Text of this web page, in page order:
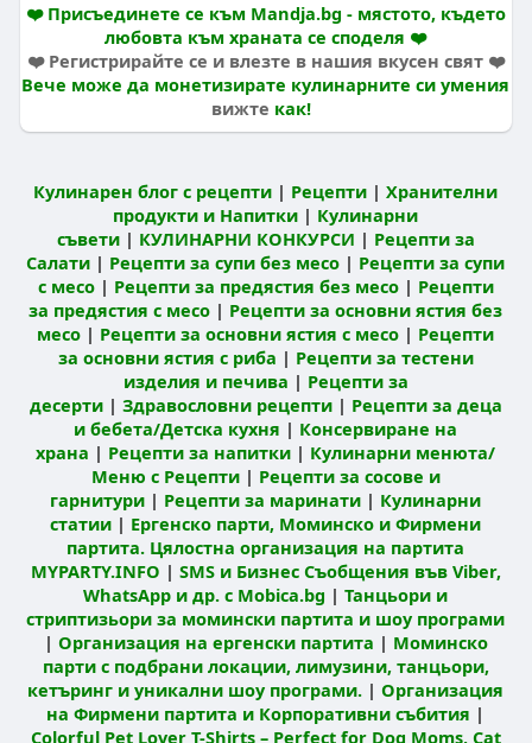
❤️ Присъединете се към Mandja.bg - мястото, където
любовта към храната се споделя ❤️
❤️ Регистрирайте се и влезте в нашия вкусен свят ❤️
Вече може да монетизирате кулинарните си умения
вижте как!
Кулинарен блог с рецепти | Рецепти |Хранителни
продукти и Напитки | Кулинарни
съвети| КУЛИНАРНИ КОНКУРСИ | Рецепти за
Салати | Рецепти за супи без месо | Рецепти за супи
с месо| Рецепти за предястия без месо| Рецепти
за предястия с месо | Рецепти за основни ястия без
месо | Рецепти за основни ястия с месо | Рецепти
за основни ястия с риба | Рецепти за тестени
изделия и печива | Рецепти за
десерти| Здравословни рецепти| Рецепти за деца
и бебета/Детска кухня | Консервиране на
храна | Рецепти за напитки | Кулинарни менюта/
Меню с Рецепти| Рецепти за сосове и
гарнитури | Рецепти за маринати | Кулинарни
статии | Ергенско парти, Моминско и Фирмени
партита. Цялостна организация на партита
MYPARTY.INFO | SMS и Бизнес Съобщения във Viber,
WhatsApp и др. с Mobica.bg |Танцьори и
стриптизьори за момински партита и шоу програми
| Организация на ергенски партита | Моминско
парти с подбрани локации, лимузини, танцьори,
кетъринг и уникални шоу програми. |Организация
на Фирмени партита и Корпоративни събития |
Colorful Pet Lover T-Shirts – Perfect for Dog Moms, Cat